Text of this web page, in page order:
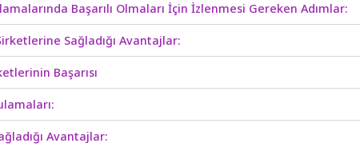
Başarılı Olmaları İçin İzlenmesi Gereken Adımlar:
Sağladığı Avantajlar:
Başarısı
Avantajlar: